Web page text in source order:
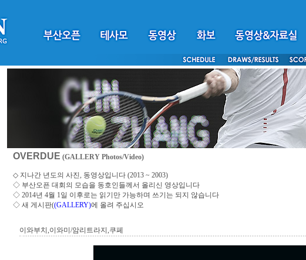
OVERDUE (GALLERY Photos/Video)
◇ 지나간 년도의 사진, 동영상입니다 (2013 ~ 2003)
◇ 부산오픈 대회의 모습을 동호인들께서 올리신 영상입니다
◇ 2014년 4월 1일 이후로는 읽기만 가능하며 쓰기는 되지 않습니다
◇ 새 게시판((GALLERY)에 올려 주십시오
이와부치,이와미/암리트라지,쿠페